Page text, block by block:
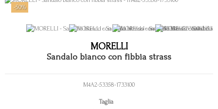
-50%
Sandalo bianco con fibbia strass
MORELLI
M4A2-53358-1733100
Taglia